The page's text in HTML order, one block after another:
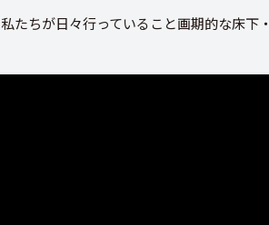
私たちが日々行っていること画期的な床下